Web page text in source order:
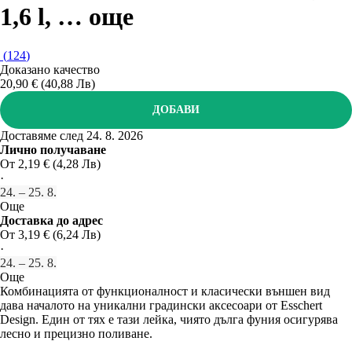
1,6 l, … още
(124)
Доказано качество
20,90 € (40,88 Лв)
ДОБАВИ
Доставяме след 24. 8. 2026
Лично получаване
От 2,19 € (4,28 Лв)
·
24. – 25. 8.
Още
Доставка до адрес
От 3,19 € (6,24 Лв)
·
24. – 25. 8.
Още
Комбинацията от функционалност и класически външен вид
дава началото на уникални градински аксесоари от Esschert
Design. Един от тях е тази лейка, чиято дълга фуния осигурява
лесно и прецизно поливане.